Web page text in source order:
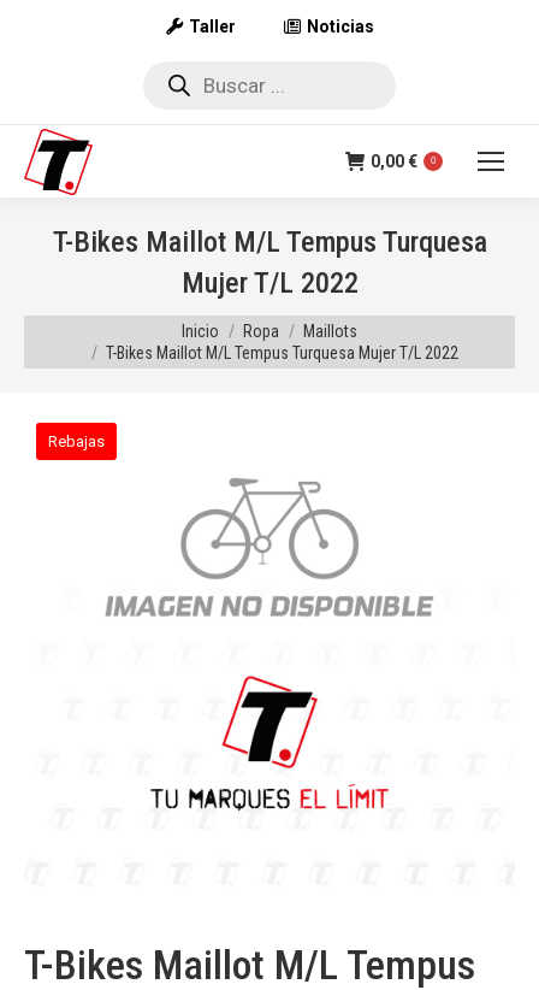
Taller Noticias
Búsqueda
0,00€ 0
T-Bikes Maillot M/L Tempus Turquesa
Mujer T/L 2022
Estás aquí:
Inicio Ropa
Maillots
T-Bikes Maillot M/L Tempus Turquesa Mujer T/L 2022
Rebajas
T-Bikes Maillot M/L Tempus